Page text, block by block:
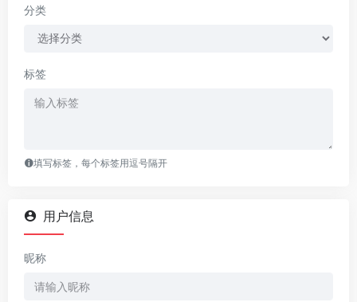
分类
标签
填写标签，每个标签用逗号隔开
用户信息
昵称